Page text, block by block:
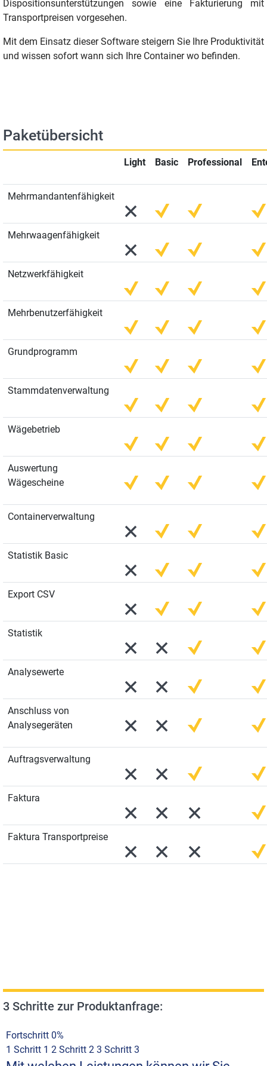
Dispositionsunterstützungen sowie eine Fakturierung mit
Transportpreisen vorgesehen.
Mit dem Einsatz dieser Software steigern Sie Ihre Produktivität
und wissen sofort wann sich Ihre Container wo befinden.
Paketübersicht
Light Basic Professional
Mehrmandantenfähigkeit
Mehrwaagenfähigkeit
Netzwerkfähigkeit
Mehrbenutzerfähigkeit
Grundprogramm
Stammdatenverwaltung
Wägebetrieb
Auswertung
Wägescheine
Containerverwaltung
Statistik Basic
Export CSV
Statistik
Analysewerte
Anschluss von
Analysegeräten
Auftragsverwaltung
Faktura
Faktura Transportpreise
3 Schritte zur Produktanfrage:
Fortschritt 0%
1 Schritt 1 2 Schritt 2 3 Schritt 3